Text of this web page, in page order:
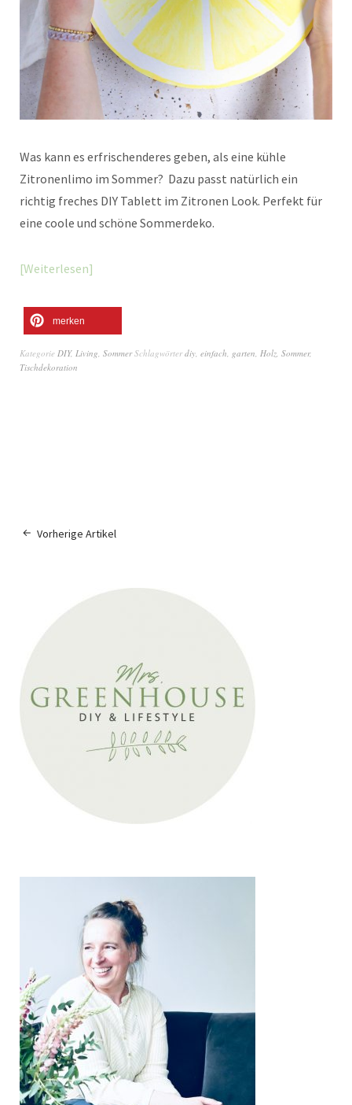
Was kann es erfrischenderes geben, als eine kühle
Zitronenlimo im Sommer? Dazu passt natürlich ein
richtig freches DIY Tablett im Zitronen Look. Perfekt für
eine coole und schöne Sommerdeko.
Weiterlesen
merken
Kategorie DIY, Living, Sommer Schlagwörterdiy, einfach, garten, Holz, Sommer,
Tischdekoration
Vorherige Artikel